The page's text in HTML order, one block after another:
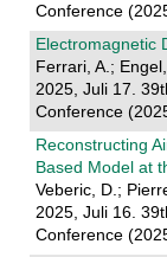
Conference
Electromagnetic
Ferrari, A.;
2025, Juli 17.
Conference
Reconstructing
Based Model at
Veberic, D.;
2025, Juli 16.
Conference